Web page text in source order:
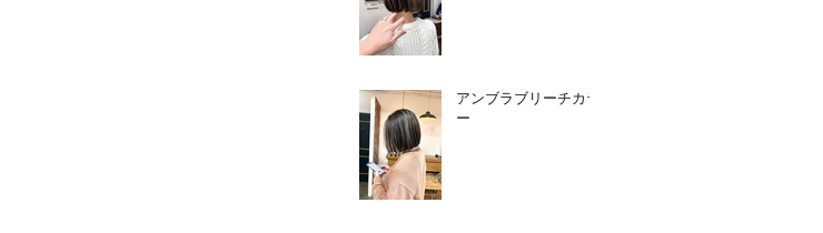
アンブラブリーチカラ
ー